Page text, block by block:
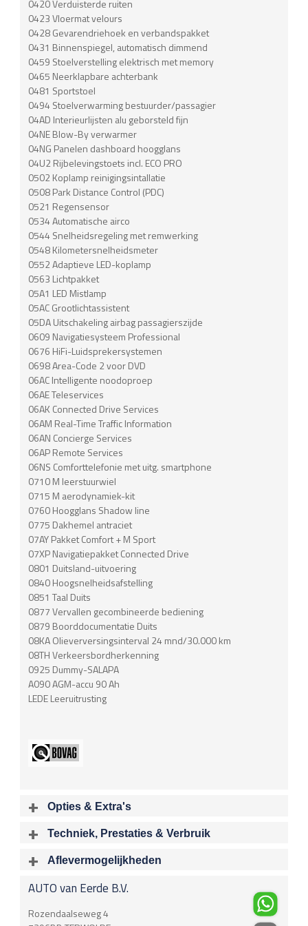
0420 Verduisterde ruiten
0423 Vloermat velours
0428 Gevarendriehoek en verbandspakket
0431 Binnenspiegel, automatisch dimmend
0459 Stoelverstelling elektrisch met memory
0465 Neerklapbare achterbank
0481 Sportstoel
0494 Stoelverwarming bestuurder/passagier
04AD Interieurlijsten alu geborsteld fijn
04NE Blow-By verwarmer
04NG Panelen dashboard hoogglans
04U2 Rijbelevingstoets incl. ECO PRO
0502 Koplamp reinigingsintallatie
0508 Park Distance Control (PDC)
0521 Regensensor
0534 Automatische airco
0544 Snelheidsregeling met remwerking
0548 Kilometersnelheidsmeter
0552 Adaptieve LED-koplamp
0563 Lichtpakket
05A1 LED Mistlamp
05AC Grootlichtassistent
05DA Uitschakeling airbag passagierszijde
0609 Navigatiesysteem Professional
0676 HiFi-Luidsprekersystemen
0698 Area-Code 2 voor DVD
06AC Intelligente noodoproep
06AE Teleservices
06AK Connected Drive Services
06AM Real-Time Traffic Information
06AN Concierge Services
06AP Remote Services
06NS Comforttelefonie met uitg. smartphone
0710 M leerstuurwiel
0715 M aerodynamiek-kit
0760 Hoogglans Shadow line
0775 Dakhemel antraciet
07AY Pakket Comfort + M Sport
07XP Navigatiepakket Connected Drive
0801 Duitsland-uitvoering
0840 Hoogsnelheidsafstelling
0851 Taal Duits
0877 Vervallen gecombineerde bediening
0879 Boorddocumentatie Duits
08KA Olieverversingsinterval 24 mnd/30.000 km
08TH Verkeersbordherkenning
0925 Dummy-SALAPA
A090 AGM-accu 90 Ah
LEDE Leeruitrusting
Opties & Extra's
Achteropkomend verkeer waarschuwing
Bots herkenning en activatie
Connected services
Techniek, Prestaties & Verbruik
4 1997 cc
Vermogen
Acceleratietijd 80-120
Aflevermogelijkheden
onderstaande
€
AUTO van Eerde B.V.
Rozendaalseweg 4